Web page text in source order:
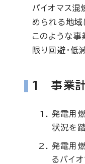
バイオマス
められる地域
このような
限り回避・低
1 事業
発電用
状況を
発電用
るバイ